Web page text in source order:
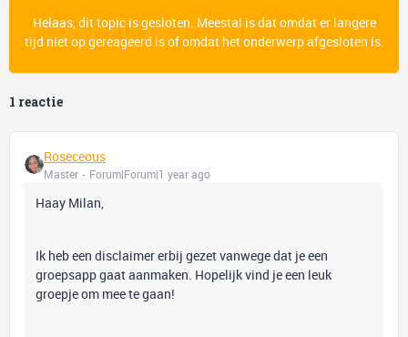
Helaas, dit topic is gesloten. Meestal is dat omdat er langere
tijd niet op gereageerd is of omdat het onderwerp afgesloten is.
1 reactie
Roseceous
Master Forum|Forum|1 year ago
Haay Milan,
Ik heb een disclaimer erbij gezet vanwege dat je een
groepsapp gaat aanmaken. Hopelijk vind je een leuk
groepje om mee te gaan!